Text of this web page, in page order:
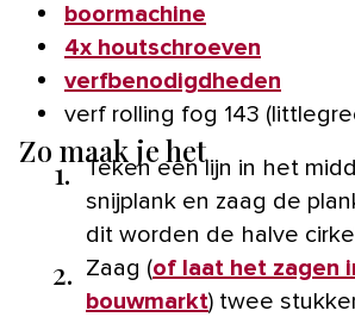
boormachine
4x houtschroeven
verfbenodigdheden
verf rolling fog 143
Zo maak je het
1.
Teken een lijn in het
snijplank en zaag de
dit worden de halve
2. Zaag (of laat het zagen
bouwmarkt) twee